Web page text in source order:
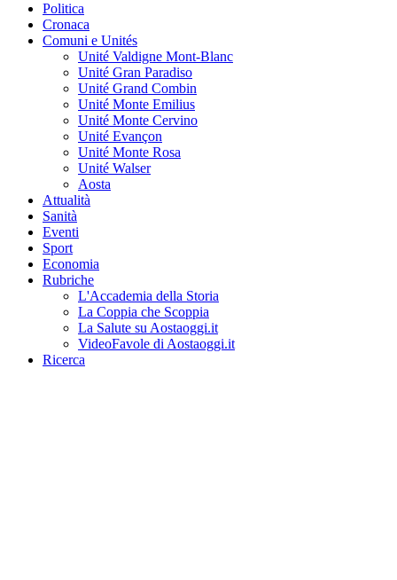
Politica
Cronaca
Comuni e Unités
Unité Valdigne Mont-Blanc
Unité Gran Paradiso
Unité Grand Combin
Unité Monte Emilius
Unité Monte Cervino
Unité Evançon
Unité Monte Rosa
Unité Walser
Aosta
Attualità
Sanità
Eventi
Sport
Economia
Rubriche
L'Accademia della Storia
La Coppia che Scoppia
La Salute su Aostaoggi.it
VideoFavole di Aostaoggi.it
Ricerca